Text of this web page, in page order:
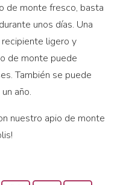
de monte fresco, basta
unos días. Una
ligero y
de monte puede
También se puede
año.
nuestro apio de monte